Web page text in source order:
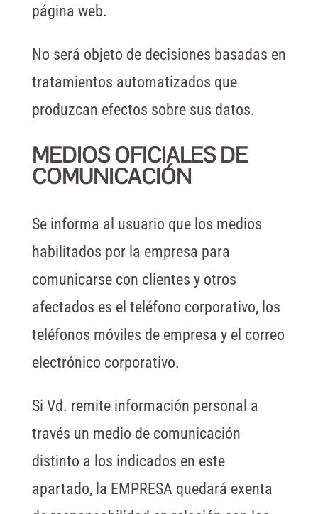
página web.
No será objeto de decisiones basadas en
tratamientos automatizados que
produzcan efectos sobre sus datos.
MEDIOS OFICIALES DE
COMUNICACIÓN
Se informa al usuario que los medios
habilitados por la empresa para
comunicarse con clientes y otros
afectados es el teléfono corporativo, los
teléfonos móviles de empresa y el correo
electrónico corporativo.
Si Vd. remite información personal a
través un medio de comunicación
distinto a los indicados en este
apartado, la EMPRESA quedará exenta